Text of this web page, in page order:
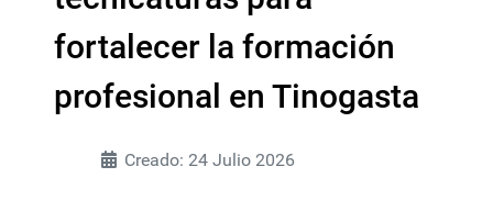
fortalecer la formación
profesional en Tinogasta
Creado: 24 Julio 2026